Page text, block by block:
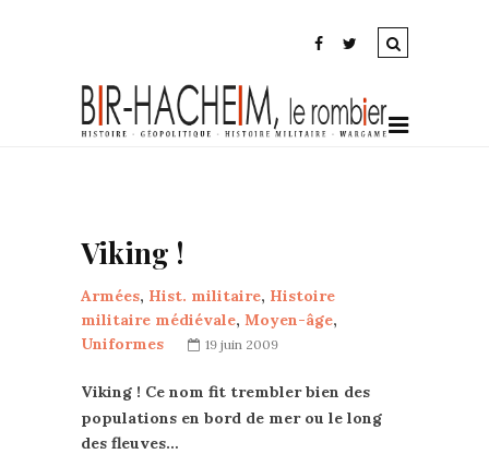
Viking !
Armées, Hist. militaire, Histoire
militaire médiévale, Moyen-âge,
Uniformes
19 juin 2009
Viking ! Ce nom fit trembler bien des
populations en bord de mer ou le long
des fleuves…